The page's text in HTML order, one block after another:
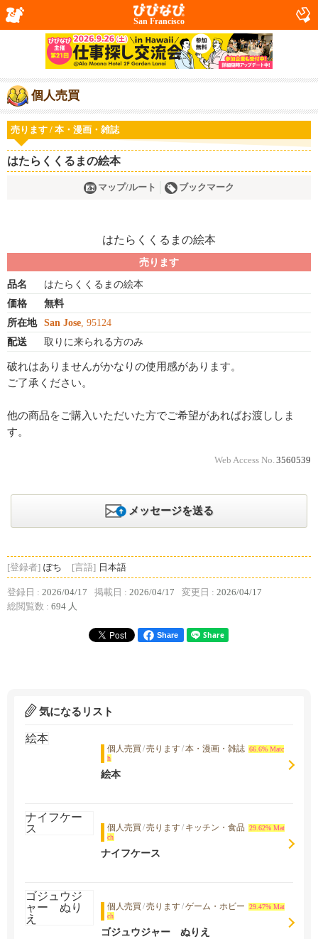
San Francisco
個人売買
売ります / 本・漫画・雑誌
はたらくくるまの絵本
マップ/ルート ブックマーク
売ります
品名
はたらくくるまの絵本
価格
無料
所在地
San Jose, 95124
配送
取りに来られる方のみ
破れはありませんがかなりの使用感があります。
ご了承ください。
他の商品をご購入いただいた方でご希望があればお渡ししま
す。
Web Access No. 3560539
メッセージを送る
[登録者] ぽち [言語] 日本語
登録日 : 2026/04/17 掲載日 : 2026/04/17 変更日 : 2026/04/17
総閲覧数 : 694 人
Share
気になるリスト
個人売買 /売ります/本・漫画・雑誌 66.6% Matc
h
絵本
個人売買 /売ります/ キッチン・食品
29.62% Mat
ch
ナイフケース
個人売買 /売ります/ゲーム・ホビー
29.47% Mat
ch
ゴジュウジャー ぬりえ